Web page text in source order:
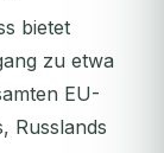
bietet
zu etwa
EU-
Russlands